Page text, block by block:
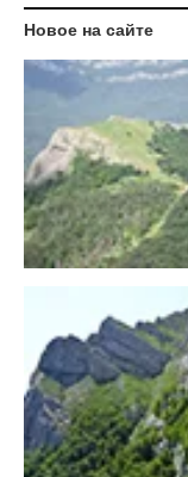
Новое на сайте